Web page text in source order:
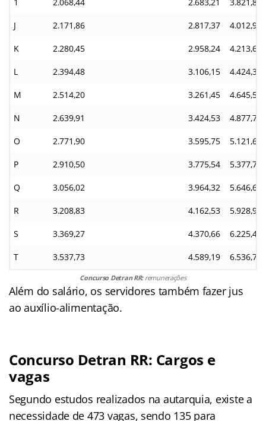
J 2.171,86 2.817,37 4.012,97
K 2.280,45 2.958,24 4.213,62
L 2.394,48 3.106,15 4.424,30
M 2.514,20 3.261,45 4.645,52
N 2.639,91 3.424,53 4.877,79
O 2.771,90 3.595,75 5.121,68
P 2.910,50 3.775,54 5.377,77
Q 3.056,02 3.964,32 5.646,66
R 3.208,83 4.162,53 5.928,99
S 3.369,27 4.370,66 6.225,44
T 3.537,73 4.589,19 6.536,71
Concurso Detran RR:remunerações
Além do salário, os servidores também fazer jus
ao auxílio-alimentação.
Concurso Detran RR: Cargos e
vagas
Segundo estudos realizados na autarquia, existe a
necessidade de 473 vagas, sendo 135 para